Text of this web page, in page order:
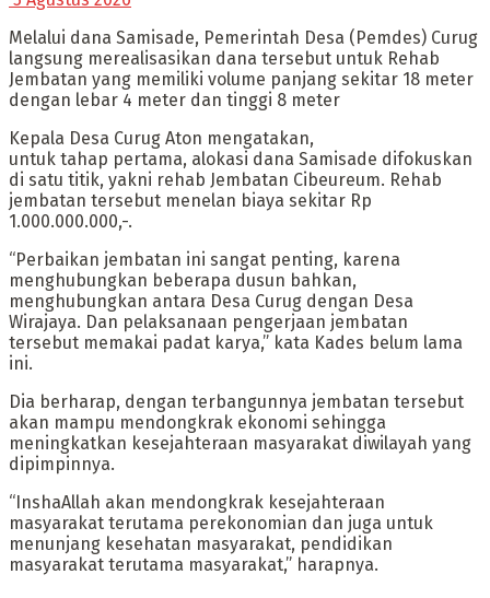
Melalui dana Samisade, Pemerintah Desa (Pemdes) Curug
langsung merealisasikan dana tersebut untuk Rehab
Jembatan yang memiliki volume panjang sekitar 18 meter
dengan lebar 4 meter dan tinggi 8 meter
Kepala Desa Curug Aton mengatakan,
untuk tahap pertama, alokasi dana Samisade difokuskan
di satu titik, yakni rehab Jembatan Cibeureum. Rehab
jembatan tersebut menelan biaya sekitar Rp
1.000.000.000,-.
“Perbaikan jembatan ini sangat penting, karena
menghubungkan beberapa dusun bahkan,
menghubungkan antara Desa Curug dengan Desa
Wirajaya. Dan pelaksanaan pengerjaan jembatan
tersebut memakai padat karya,” kata Kades belum lama
ini.
Dia berharap, dengan terbangunnya jembatan tersebut
akan mampu mendongkrak ekonomi sehingga
meningkatkan kesejahteraan masyarakat diwilayah yang
dipimpinnya.
“InshaAllah akan mendongkrak kesejahteraan
masyarakat terutama perekonomian dan juga untuk
menunjang kesehatan masyarakat, pendidikan
masyarakat terutama masyarakat,” harapnya.